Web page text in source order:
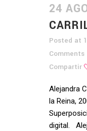
24
Posted at
Comments
Compartir
Alejandra
la Reina,
digital.